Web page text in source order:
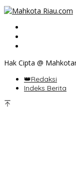
Hak Cipta @
👑Redaksi
Indeks Berita